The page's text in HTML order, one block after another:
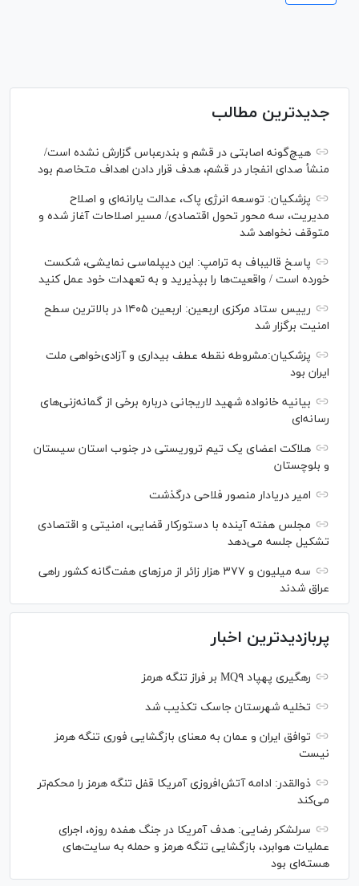
جدیدترین مطالب
هیچ‌گونه اصابتی در قشم و بندرعباس گزارش نشده است/
منشأ صدای انفجار در قشم، هدف قرار دادن اهداف متخاصم بود
پزشکیان: توسعه انرژی پاک، عدالت یارانه‌ای و اصلاح
مدیریت، سه محور تحول اقتصادی/ مسیر اصلاحات آغاز شده و
متوقف نخواهد شد
پاسخ قالیباف به ترامپ: این دیپلماسی نمایشی، شکست
خورده است / واقعیت‌ها را بپذیرید و به تعهدات خود عمل کنید
رییس ستاد مرکزی اربعین: اربعین ۱۴۰۵ در بالاترین سطح
امنیت برگزار شد
پزشکیان:مشروطه نقطه عطف بیداری و آزادی‌خواهی ملت
ایران بود
بیانیه خانواده شهید لاریجانی درباره برخی از گمانه‌زنی‌های
رسانه‌ای
هلاکت اعضای یک تیم تروریستی در جنوب استان سیستان
و بلوچستان
امیر دریادار منصور فلاحی درگذشت
مجلس هفته آینده با دستورکار قضایی، امنیتی و اقتصادی
تشکیل جلسه می‌دهد
سه میلیون و ۳۷۷ هزار زائر از مرز‌های هفت‌گانه کشور راهی
عراق شدند
پربازدیدترین اخبار
رهگیری پهپاد MQ۹ بر فراز تنگه هرمز
تخلیه شهرستان جاسک تکذیب شد
توافق ایران و عمان به معنای بازگشایی فوری تنگه هرمز
نیست
ذوالقدر: ادامه آتش‌افروزی آمریکا قفل تنگه هرمز را محکم‌تر
می‌کند
سرلشکر رضایی: هدف آمریکا در جنگ هفده روزه، اجرای
عملیات هوابرد، بازگشایی تنگه هرمز و حمله به سایت‌های
هسته‌ای بود